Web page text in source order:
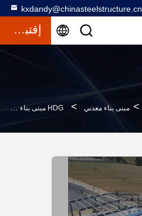
kxdandy@chinasteelstructure.cn
إقتباس
> مبنى بناء معدني > HDG مبنى بناء معدني مستودع معدني مبنى مكتب